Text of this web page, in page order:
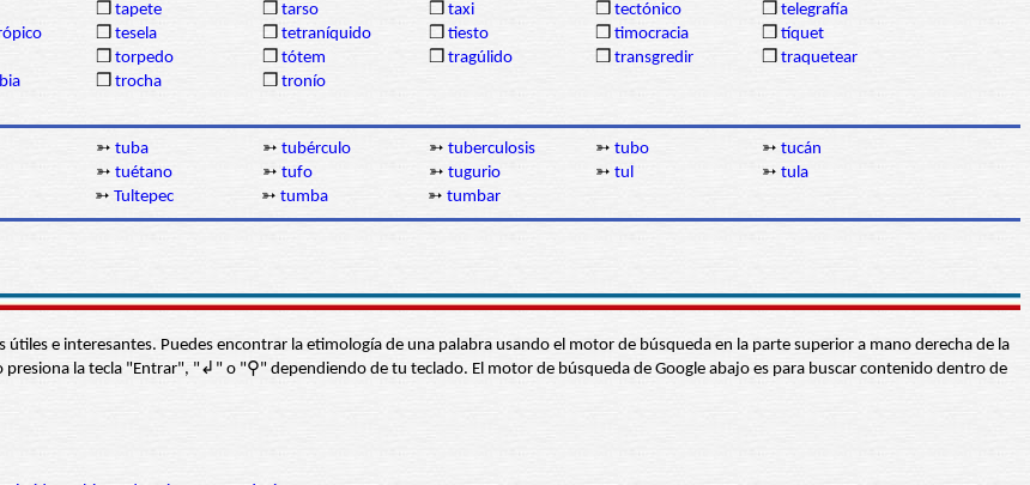
❒ tapete ❒ tarso ❒ taxi ❒ tectónico ❒ telegrafía
❒ tesela ❒ tetraníquido ❒ tiesto ❒ timocracia ❒ tíquet
❒ torpedo ❒ tótem ❒ tragúlido ❒ transgredir ❒ traquetear
❒ trocha ❒ tronío
➳ tuba ➳ tubérculo ➳ tuberculosis ➳ tubo ➳ tucán
➳ tuétano ➳ tufo ➳ tugurio ➳ tul ➳ tula
➳ Tultepec ➳ tumba ➳ tumbar
e interesantes. Puedes encontrar la etimología de una palabra usando el motor de búsqueda en la parte superior a mano derecha de la
presiona la tecla "Entrar", "↲" o "⚲" dependiendo de tu teclado. El motor de búsqueda de Google abajo es para buscar contenido dentro de